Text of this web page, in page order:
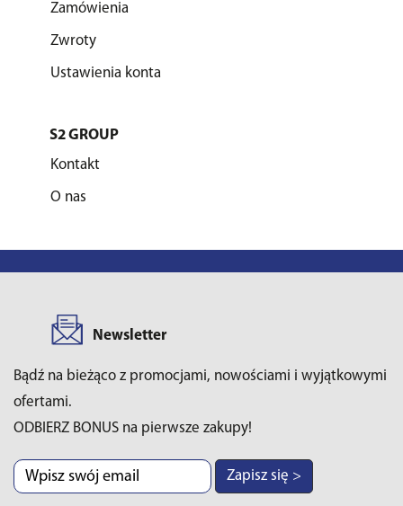
Zamówienia
Zwroty
Ustawienia konta
S2 GROUP
Kontakt
O nas
Newsletter
Bądź na bieżąco z promocjami, nowościami i wyjątkowymi
ofertami.
ODBIERZ BONUS na pierwsze zakupy!
Zapisz się >